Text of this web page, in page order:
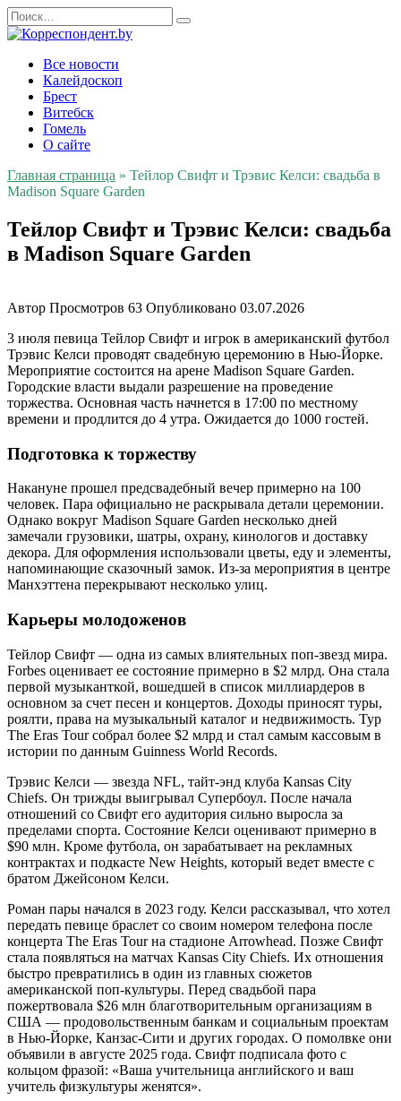
Перейти
к
содержанию
Search
for:
Все новости
Калейдоскоп
Брест
Витебск
Гомель
О сайте
Главная страница » Тейлор Свифт и Трэвис Келси: свадьба в
Madison Square Garden
Тейлор Свифт и Трэвис Келси: свадьба
в Madison Square Garden
Автор Просмотров 63 Опубликовано 03.07.2026
3 июля певица Тейлор Свифт и игрок в американский футбол
Трэвис Келси проводят свадебную церемонию в Нью-Йорке.
Мероприятие состоится на арене Madison Square Garden.
Городские власти выдали разрешение на проведение
торжества. Основная часть начнется в 17:00 по местному
времени и продлится до 4 утра. Ожидается до 1000 гостей.
Подготовка к торжеству
Накануне прошел предсвадебный вечер примерно на 100
человек. Пара официально не раскрывала детали церемонии.
Однако вокруг Madison Square Garden несколько дней
замечали грузовики, шатры, охрану, кинологов и доставку
декора. Для оформления использовали цветы, еду и элементы,
напоминающие сказочный замок. Из-за мероприятия в центре
Манхэттена перекрывают несколько улиц.
Карьеры молодоженов
Тейлор Свифт — одна из самых влиятельных поп-звезд мира.
Forbes оценивает ее состояние примерно в $2 млрд. Она стала
первой музыканткой, вошедшей в список миллиардеров в
основном за счет песен и концертов. Доходы приносят туры,
роялти, права на музыкальный каталог и недвижимость. Тур
The Eras Tour собрал более $2 млрд и стал самым кассовым в
истории по данным Guinness World Records.
Трэвис Келси — звезда NFL, тайт-энд клуба Kansas City
Chiefs. Он трижды выигрывал Супербоул. После начала
отношений со Свифт его аудитория сильно выросла за
пределами спорта. Состояние Келси оценивают примерно в
$90 млн. Кроме футбола, он зарабатывает на рекламных
контрактах и подкасте New Heights, который ведет вместе с
братом Джейсоном Келси.
Роман пары начался в 2023 году. Келси рассказывал, что хотел
передать певице браслет со своим номером телефона после
концерта The Eras Tour на стадионе Arrowhead. Позже Свифт
стала появляться на матчах Kansas City Chiefs. Их отношения
быстро превратились в один из главных сюжетов
американской поп-культуры. Перед свадьбой пара
пожертвовала $26 млн благотворительным организациям в
США — продовольственным банкам и социальным проектам
в Нью-Йорке, Канзас-Сити и других городах. О помолвке они
объявили в августе 2025 года. Свифт подписала фото с
кольцом фразой: «Ваша учительница английского и ваш
учитель физкультуры женятся».